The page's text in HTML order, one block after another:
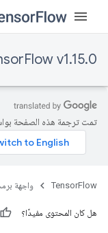
v1.15.0
تمت ترجمة هذه الصفحة
TensorFlow واجهة
هل كان المحتوى مفيدًا؟